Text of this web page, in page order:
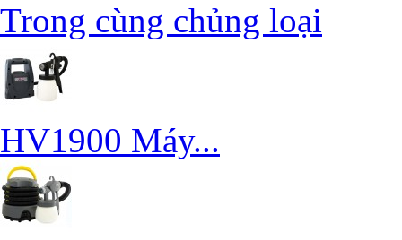
Trong cùng chủng loại
HV1900 Máy...